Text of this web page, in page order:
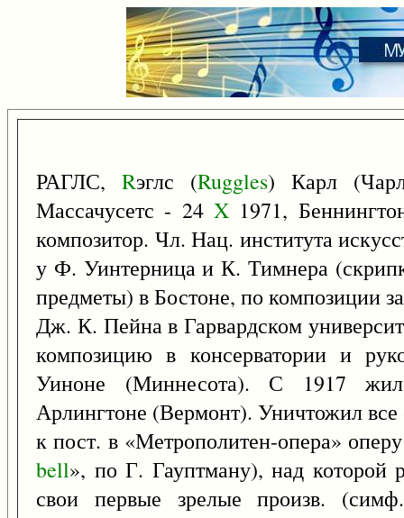
РАГЛС, Rэглс (Ruggles) Карл
Массачусетс - 24 X 1971,
композитор. Чл. Нац. института
у Ф. Уинтерница и К. Тимнера
предметы) в Бостоне, по композиции
Дж. К. Пейна в Гарвардском
композицию в консерватории и
Уиноне (Миннесота). С 1917
Арлингтоне (Вермонт). Уничтожил
к пост. в «Метрополитен-опера»
bell», по Г. Гауптману), над которой
свои первые зрелые произв.